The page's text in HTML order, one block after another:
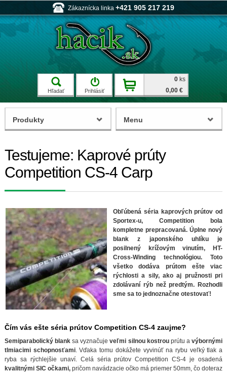
Zákaznícka linka +421 905 217 219
Hľadať Prihlásiť
0 ks
0,00 €
Testujeme: Kaprové prúty
Competition CS-4 Carp
Obľúbená séria kaprových prútov od
Sportex-u, Competition bola
kompletne prepracovaná. Úplne nový
blank z japonského uhlíku je
posilnený krížovým vinutím, HT-
Cross-Winding technológiou. Toto
všetko dodáva prútom ešte viac
rýchlosti a sily, ako aj pružnosti pri
zdolávaní rýb než predtým. Rozhodli
sme sa to jednoznačne otestovať!
Čím vás ešte séria prútov Competition CS-4 zaujme?
Semiparabolický blank sa vyznačujeveľmi silnou kostrouprútu avýbornými
tlmiacimi schopnosťami. Vďaka tomu dokážete vyvinúť na rybu veľký tlak a
ryba sa rýchlejšie unaví. Celá séria prútov Competition CS-4 je osadená
kvalitnými SIC očkami,pričom navádzacie očko má priemer 50mm, čo doteraz
Produkty Menu